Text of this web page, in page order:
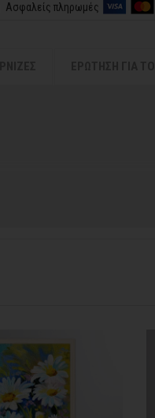
Ασφαλείς πληρωμές
χρόνος για να